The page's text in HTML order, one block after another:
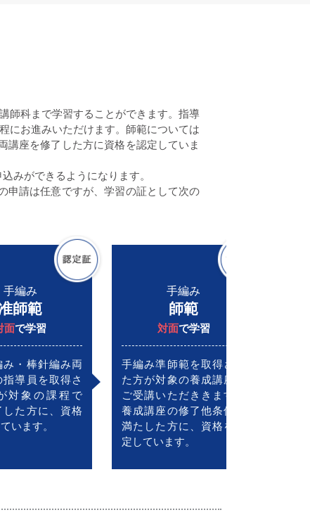
師科まで学習することができます。指導
にお進みいただけます。師範については
講座を修了した方に資格を認定していま
みができるようになります。
申請は任意ですが、学習の証として次の
手編み
師範
面で学習
み・棒針編み両
指導員を取得さ
対象の課程で
した方に、資格
います。
手編み
師範
対面で学習
手編み準師範を取得され
た方が対象の養成講座を
ご受講いただききます。
養成講座の修了他条件を
満たした方に、資格を認
定しています。